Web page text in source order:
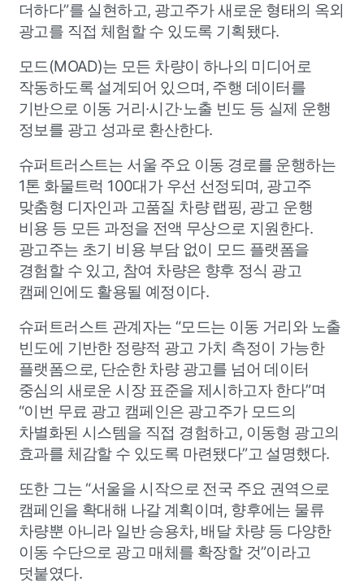
더하다”를 실현하고, 광고주가 새로운 형태의 옥외
광고를 직접 체험할 수 있도록 기획됐다.
모드(MOAD)는 모든 차량이 하나의 미디어로
작동하도록 설계되어 있으며, 주행 데이터를
기반으로 이동 거리·시간·노출 빈도 등 실제 운행
정보를 광고 성과로 환산한다.
슈퍼트러스트는 서울 주요 이동 경로를 운행하는
1톤 화물트럭 100대가 우선 선정되며, 광고주
맞춤형 디자인과 고품질 차량 랩핑, 광고 운행
비용 등 모든 과정을 전액 무상으로 지원한다.
광고주는 초기 비용 부담 없이 모드 플랫폼을
경험할 수 있고, 참여 차량은 향후 정식 광고
캠페인에도 활용될 예정이다.
슈퍼트러스트 관계자는 “모드는 이동 거리와 노출
빈도에 기반한 정량적 광고 가치 측정이 가능한
플랫폼으로, 단순한 차량 광고를 넘어 데이터
중심의 새로운 시장 표준을 제시하고자 한다”며
“이번 무료 광고 캠페인은 광고주가 모드의
차별화된 시스템을 직접 경험하고, 이동형 광고의
효과를 체감할 수 있도록 마련됐다”고 설명했다.
또한 그는 “서울을 시작으로 전국 주요 권역으로
캠페인을 확대해 나갈 계획이며, 향후에는 물류
차량뿐 아니라 일반 승용차, 배달 차량 등 다양한
이동 수단으로 광고 매체를 확장할 것”이라고
덧붙였다.